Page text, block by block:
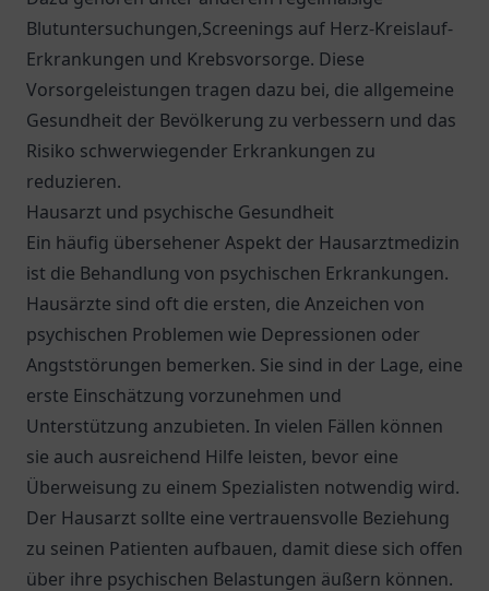
Blutuntersuchungen,Screenings auf Herz-Kreislauf-
Erkrankungen und Krebsvorsorge. Diese
Vorsorgeleistungen tragen dazu bei, die allgemeine
Gesundheit der Bevölkerung zu verbessern und das
Risiko schwerwiegender Erkrankungen zu
reduzieren.
Hausarzt und psychische Gesundheit
Ein häufig übersehener Aspekt der Hausarztmedizin
ist die Behandlung von psychischen Erkrankungen.
Hausärzte sind oft die ersten, die Anzeichen von
psychischen Problemen wie Depressionen oder
Angststörungen bemerken. Sie sind in der Lage, eine
erste Einschätzung vorzunehmen und
Unterstützung anzubieten. In vielen Fällen können
sie auch ausreichend Hilfe leisten, bevor eine
Überweisung zu einem Spezialisten notwendig wird.
Der Hausarzt sollte eine vertrauensvolle Beziehung
zu seinen Patienten aufbauen, damit diese sich offen
über ihre psychischen Belastungen äußern können.